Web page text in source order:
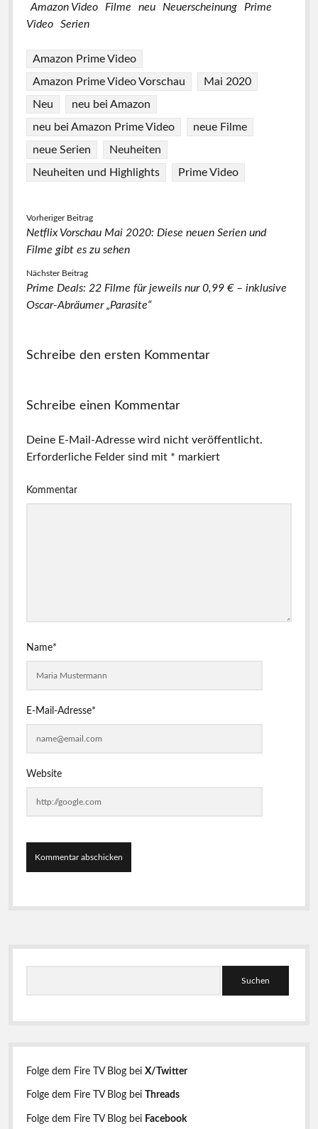
Amazon Video
Filme neu Neuerscheinung
Prime
Video
Serien
Amazon Prime Video
Amazon Prime Video Vorschau
Mai 2020
Neu
neu bei Amazon
neu bei Amazon Prime Video
neue Filme
neue Serien
Neuheiten
Neuheiten und Highlights
Prime Video
Vorheriger Beitrag
Netflix Vorschau Mai 2020: Diese neuen Serien und
Filme gibt es zu sehen
Nächster Beitrag
Prime Deals: 22 Filme für jeweils nur 0,99 € – inklusive
Oscar-Abräumer „Parasite“
Schreibe den ersten Kommentar
Schreibe einen Kommentar
Deine E-Mail-Adresse wird nicht veröffentlicht.
Erforderliche Felder sind mit * markiert
Kommentar
Name*
E-Mail-Adresse*
Website
h
Folge dem Fire TV Blog beiX/Twitter
Folge dem Fire TV Blog bei Threads
Folge dem Fire TV Blog bei Facebook